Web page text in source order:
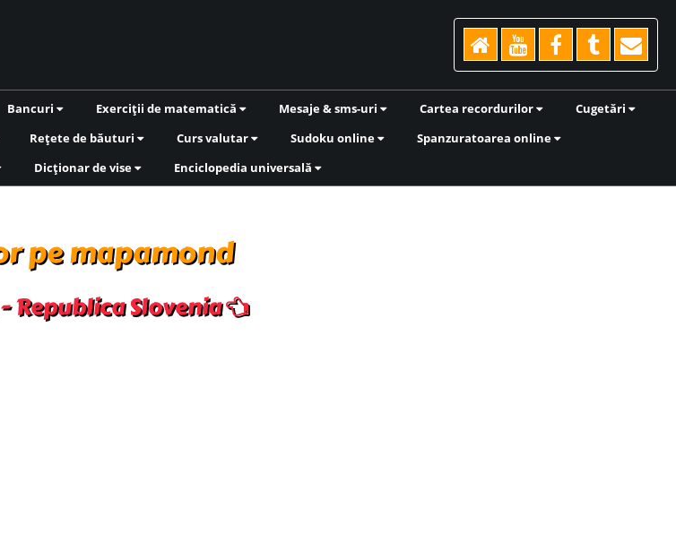
Bancuri Exerciții de matematică Mesaje & sms-uri Cartea recordurilor
Cugetări
Rețete de băuturi Curs valutar Sudoku online
Spanzuratoarea online
Dicționar de vise Enciclopedia universală
pe mapamond
Republica Slovenia